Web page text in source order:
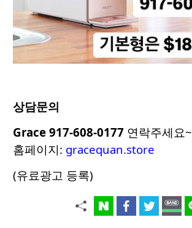
상담문의
Grace 917-608-0177 연락주세요~
홈페이지: gracequan.store
(유료광고 등록)